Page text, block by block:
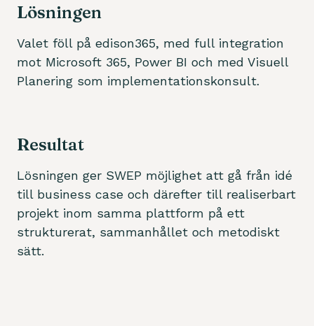
Lösningen
Valet föll på edison365, med full integration
mot Microsoft 365, Power BI och med Visuell
Planering som implementationskonsult.
Resultat
Lösningen ger SWEP möjlighet att gå från idé
till business case och därefter till realiserbart
projekt inom samma plattform på ett
strukturerat, sammanhållet och metodiskt
sätt.